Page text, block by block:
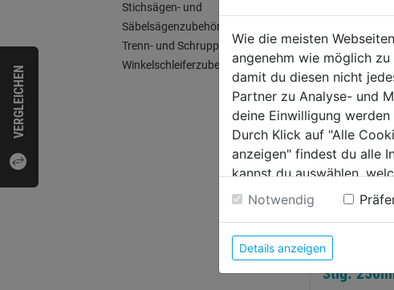
VERGLEICHEN
Stichsägen- und
Säbelsägenzubehör
Trenn- und Schruppscheiben
Winkelschleiferzubehör
Meißelsatz
3tlg.
Wie die meisten
angenehm wie möglich
damit du diesen nicht
Partner zu Analyse- und
deine Einwilligung
Durch Klick auf "Alle
anzeigen" findest du alle
kannst du auswählen,
Weitere Informationen
Notwendig
Details anzeigen